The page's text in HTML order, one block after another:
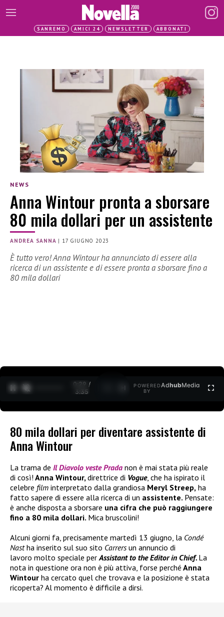
SANREMO AMICI 24 NEWSLETTER ABBONATI
NEWS
Anna Wintour pronta a sborsare
80 mila dollari per un assistente
ANDREA SANNA | 17 GIUGNO 2023
È tutto vero! Anna Wintour ha annunciato di essere alla
ricerca di un assistente e di essere pronta a sborsare fino a
80 mila dollari
0:30 /
3:35
POWERED
BY
AdhubMedia
80 mila dollari per diventare assistente di
Anna Wintour
La trama de IlDiavolo veste Prada non è mai stata più reale
di così! Anna Wintour,direttrice di Vogue, che ha ispirato il
celebre film interpretato dalla grandiosa Meryl Streep, ha
fatto sapere di essere alla ricerca di un assistente. Pensate:
è anche disposta a sborsare una cifra che può raggiungere
fino a 80 mila dollari. Mica bruscolini!
Alcuni giorni fa, precisamente martedì 13 giugno, la Condé
Nastha inserito sul suo sito Carrersun annuncio di
lavoro molto speciale perAssistant to the Editor in Chief. La
nota in questione ora non è più attiva, forse perché Anna
Wintour ha cercato quel che trovava e la posizione è stata
ricoperta? Al momento è difficile a dirsi.